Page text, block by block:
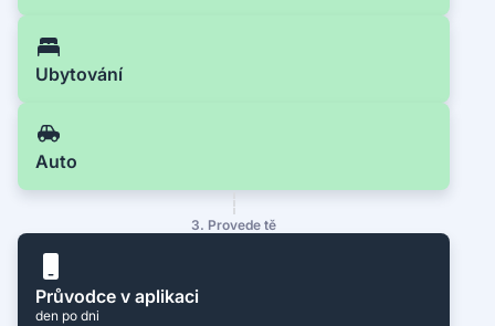
Ubytování
Auto
3. Provede tě
Průvodce v aplikaci
den po dni